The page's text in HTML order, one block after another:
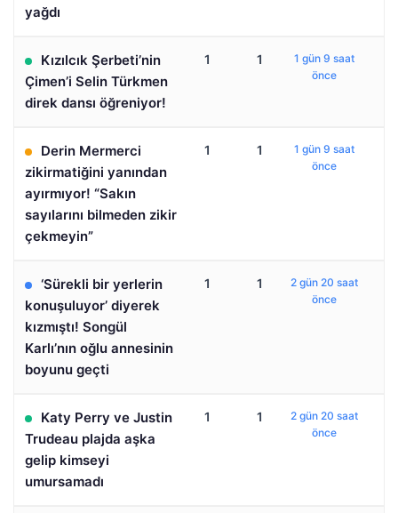
yağdı
Kızılcık Şerbeti’nin
Çimen’i Selin Türkmen
direk dansı öğreniyor!
1 1
1 gün 9 saat
önce
Derin Mermerci
zikirmatiğini yanından
ayırmıyor! “Sakın
sayılarını bilmeden zikir
çekmeyin”
1 1
1 gün 9 saat
önce
‘Sürekli bir yerlerin
konuşuluyor’ diyerek
kızmıştı! Songül
Karlı’nın oğlu annesinin
boyunu geçti
1 1
2 gün 20 saat
önce
Katy Perry ve Justin
Trudeau plajda aşka
gelip kimseyi
umursamadı
1 1
2 gün 20 saat
önce